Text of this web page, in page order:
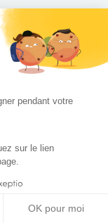
pendant votre
sur le lien
OK pour moi